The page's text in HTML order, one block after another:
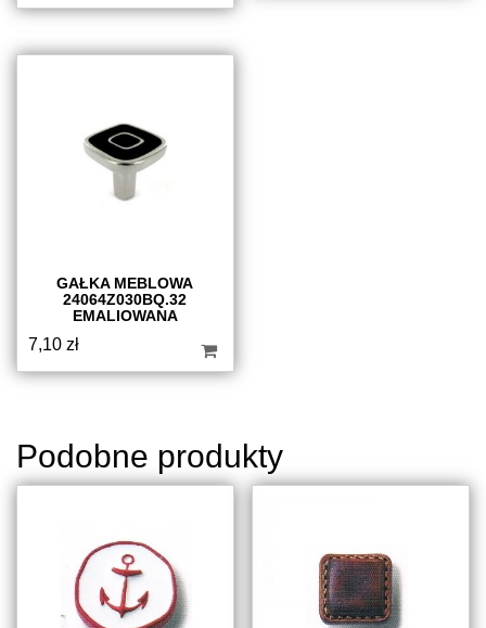
GAŁKA MEBLOWA
24064Z030BQ.32
EMALIOWANA
7,10 zł
Podobne produkty